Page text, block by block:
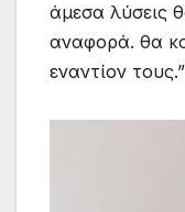
άμεσα λύσεις
αναφορά. θα
εναντίον τους.”